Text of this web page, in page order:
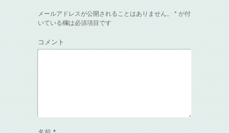
メールアドレスが公開されることはありません。 * が付
いている欄は必須項目です
コメント